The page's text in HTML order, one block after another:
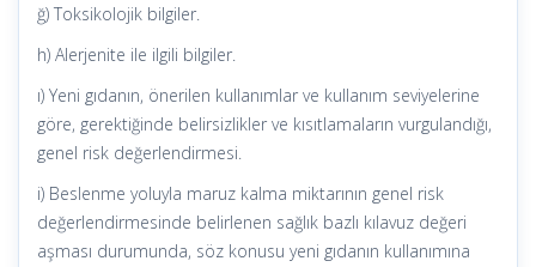
ğ) Toksikolojik bilgiler.
h) Alerjenite ile ilgili bilgiler.
ı) Yeni gıdanın, önerilen kullanımlar ve kullanım seviyelerine
göre, gerektiğinde belirsizlikler ve kısıtlamaların vurgulandığı,
genel risk değerlendirmesi.
i) Beslenme yoluyla maruz kalma miktarının genel risk
değerlendirmesinde belirlenen sağlık bazlı kılavuz değeri
aşması durumunda, söz konusu yeni gıdanın kullanımına